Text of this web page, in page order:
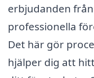
erbjudanden
professionella
Det här gör
hjälper dig att